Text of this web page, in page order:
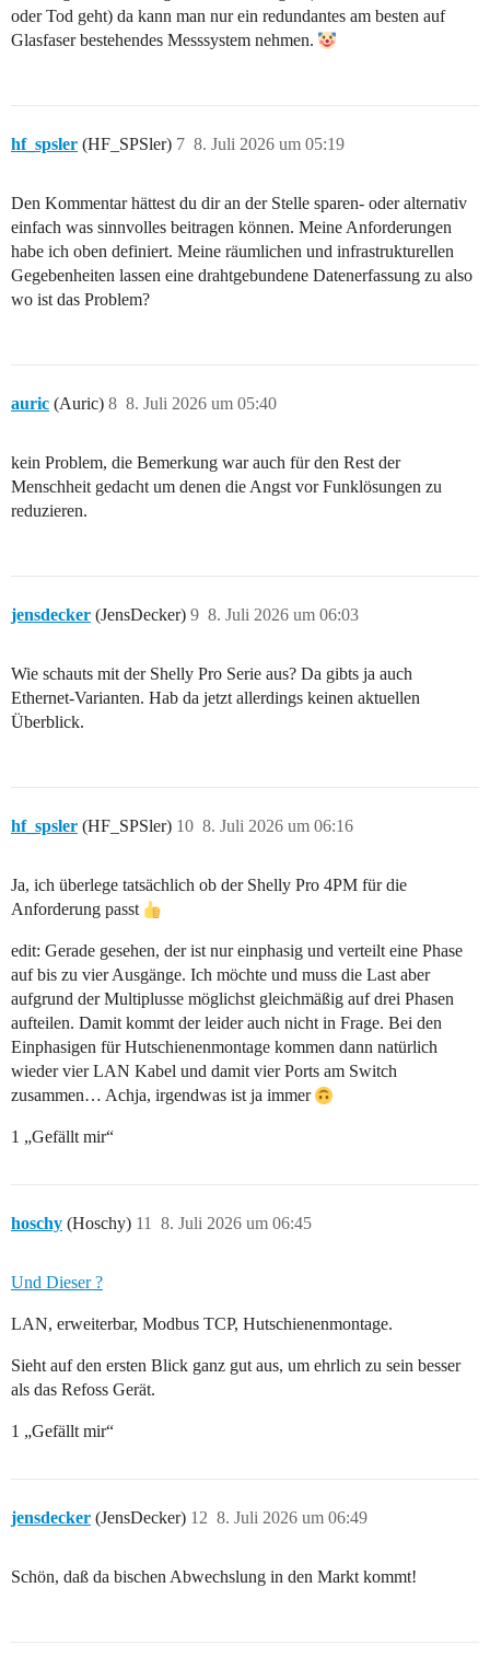
oder Tod geht) da kann man nur ein redundantes am besten auf
Glasfaser bestehendes Messsystem nehmen.
hf_spsler (HF_SPSler) 8. Juli 2026 um 05:19
7
Den Kommentar hättest du dir an der Stelle sparen- oder alternativ
einfach was sinnvolles beitragen können. Meine Anforderungen
habe ich oben definiert. Meine räumlichen und infrastrukturellen
Gegebenheiten lassen eine drahtgebundene Datenerfassung zu also
wo ist das Problem?
auric (Auric) 8. Juli 2026 um 05:40
8
kein Problem, die Bemerkung war auch für den Rest der
Menschheit gedacht um denen die Angst vor Funklösungen zu
reduzieren.
jensdecker (JensDecker) 8. Juli 2026 um 06:03
9
Wie schauts mit der Shelly Pro Serie aus? Da gibts ja auch
Ethernet-Varianten. Hab da jetzt allerdings keinen aktuellen
Überblick.
hf_spsler (HF_SPSler) 8. Juli 2026 um 06:16
10
Ja, ich überlege tatsächlich ob der Shelly Pro 4PM für die
Anforderung passt
edit: Gerade gesehen, der ist nur einphasig und verteilt eine Phase
auf bis zu vier Ausgänge. Ich möchte und muss die Last aber
aufgrund der Multiplusse möglichst gleichmäßig auf drei Phasen
aufteilen. Damit kommt der leider auch nicht in Frage. Bei den
Einphasigen für Hutschienenmontage kommen dann natürlich
wieder vier LAN Kabel und damit vier Ports am Switch
zusammen… Achja, irgendwas ist ja immer
1 „Gefällt mir“
hoschy (Hoschy) 8. Juli 2026 um 06:45
11
Und Dieser ?
LAN, erweiterbar, Modbus TCP, Hutschienenmontage.
Sieht auf den ersten Blick ganz gut aus, um ehrlich zu sein besser
als das Refoss Gerät.
1 „Gefällt mir“
jensdecker (JensDecker) 8. Juli 2026 um 06:49
12
Schön, daß da bischen Abwechslung in den Markt kommt!